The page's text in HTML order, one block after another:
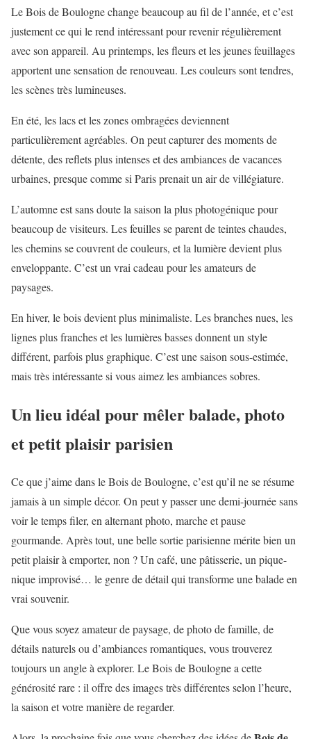
Le Bois de Boulogne change beaucoup au fil de l’année, et c’est
justement ce qui le rend intéressant pour revenir régulièrement
avec son appareil. Au printemps, les fleurs et les jeunes feuillages
apportent une sensation de renouveau. Les couleurs sont tendres,
les scènes très lumineuses.
En été, les lacs et les zones ombragées deviennent
particulièrement agréables. On peut capturer des moments de
détente, des reflets plus intenses et des ambiances de vacances
urbaines, presque comme si Paris prenait un air de villégiature.
L’automne est sans doute la saison la plus photogénique pour
beaucoup de visiteurs. Les feuilles se parent de teintes chaudes,
les chemins se couvrent de couleurs, et la lumière devient plus
enveloppante. C’est un vrai cadeau pour les amateurs de
paysages.
En hiver, le bois devient plus minimaliste. Les branches nues, les
lignes plus franches et les lumières basses donnent un style
différent, parfois plus graphique. C’est une saison sous-estimée,
mais très intéressante si vous aimez les ambiances sobres.
Un lieu idéal pour mêler balade, photo
et petit plaisir parisien
Ce que j’aime dans le Bois de Boulogne, c’est qu’il ne se résume
jamais à un simple décor. On peut y passer une demi-journée sans
voir le temps filer, en alternant photo, marche et pause
gourmande. Après tout, une belle sortie parisienne mérite bien un
petit plaisir à emporter, non ? Un café, une pâtisserie, un pique-
nique improvisé… le genre de détail qui transforme une balade en
vrai souvenir.
Que vous soyez amateur de paysage, de photo de famille, de
détails naturels ou d’ambiances romantiques, vous trouverez
toujours un angle à explorer. Le Bois de Boulogne a cette
générosité rare : il offre des images très différentes selon l’heure,
la saison et votre manière de regarder.